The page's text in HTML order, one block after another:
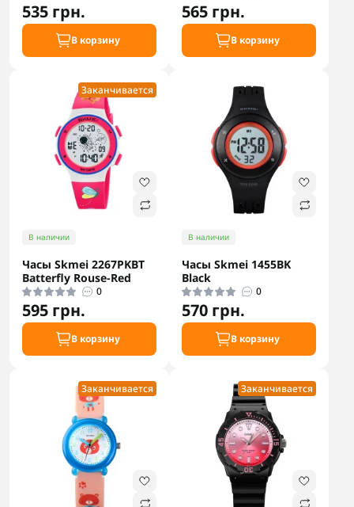
535 грн.
В корзину
565 грн.
В корзину
Заканчивается
В наличии
Часы Skmei 2267PKBT
Batterfly Rouse-Red
0
595 грн.
В корзину
В наличии
Часы Skmei 1455BK
Black
0
570 грн.
В корзину
Заканчивается Заканчивается